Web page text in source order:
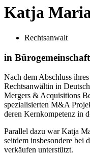
Katja
Rechtsanwalt
in Bürogemeinschaft
Nach dem Abschluss
Rechtsanwältin in
Mergers & Acquisitions
spezialisierten M&A
deren Kernkompetenz in
Parallel dazu war Katja
seitdem insbesondere bei
verkäufen unterstützt.